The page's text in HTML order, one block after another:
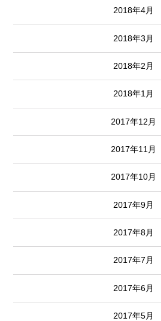
2018年4月
2018年3月
2018年2月
2018年1月
2017年12月
2017年11月
2017年10月
2017年9月
2017年8月
2017年7月
2017年6月
2017年5月